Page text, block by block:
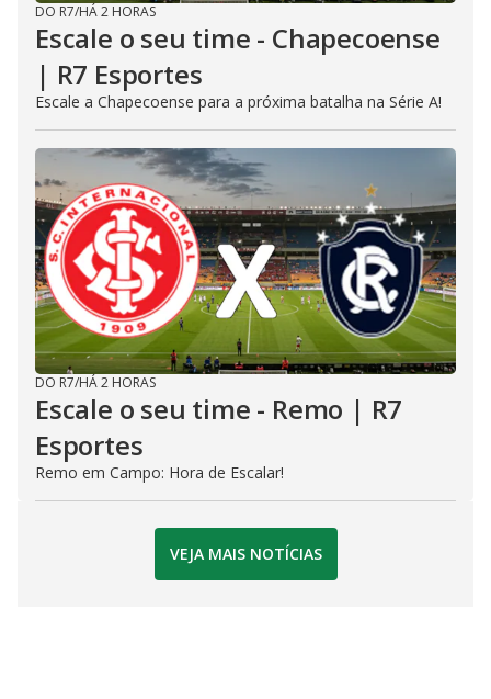
DO R7/HÁ 2 HORAS
Escale o seu time - Chapecoense
| R7 Esportes
Escale a Chapecoense para a próxima batalha na Série A!
DO R7/HÁ 2 HORAS
Escale o seu time - Remo | R7
Esportes
Remo em Campo: Hora de Escalar!
VEJA MAIS NOTÍCIAS